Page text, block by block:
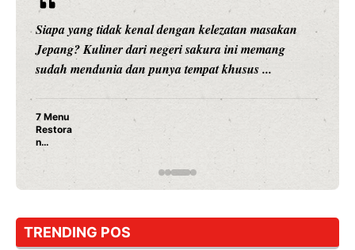
Siapa yang tidak kenal dengan kelezatan masakan
Jepang? Kuliner dari negeri sakura ini memang
sudah mendunia dan punya tempat khusus ...
7 Menu
Restora
n
Jepang
Dicoba,
Cuma
Sushi!
TRENDING POS